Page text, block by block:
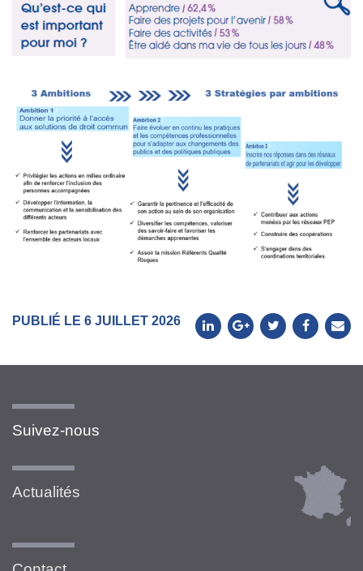
PUBLIÉ LE 6 JUILLET 2026
Suivez-nous
Actualités